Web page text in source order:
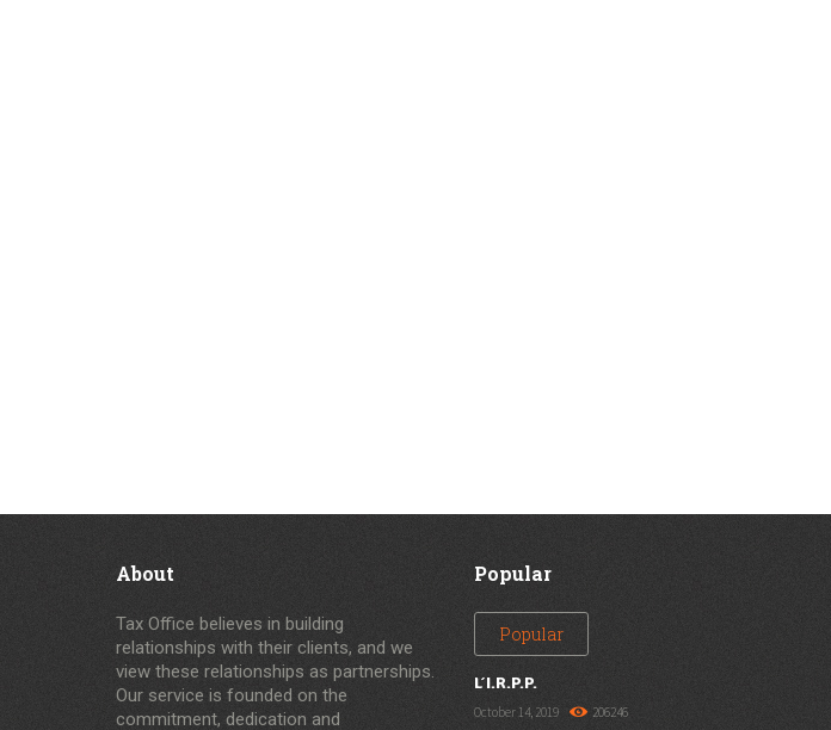
About
Tax Office believes in building
relationships with their clients, and we
view these relationships as partnerships.
Our service is founded on the
commitment, dedication and
Popular
Popular
L’I.R.P.P.
October 14, 2019 206246